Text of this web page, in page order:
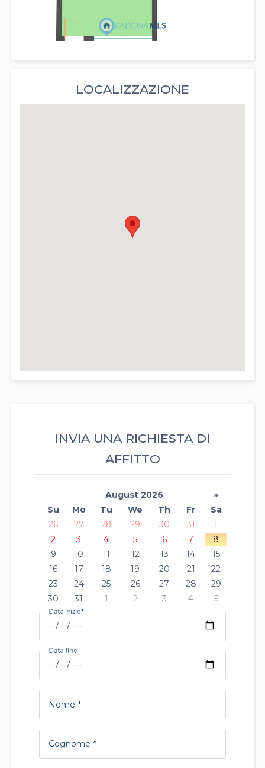
LOCALIZZAZIONE
INVIA UNA RICHIESTA DI
AFFITTO
August 2026
»
Su
Mo Tu We Th Fr
Sa
26
27 28 29 30 31
1
2
3 4 5 6 7
8
9
10 11 12 13 14
15
16
17 18 19 20 21
22
23
24 25 26 27 28
29
30
31 1 2 3 4 5
Data inizio
Data fine
Nome
Cognome